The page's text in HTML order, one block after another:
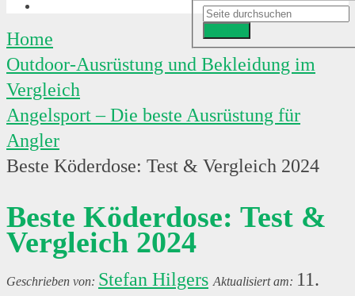
Home
Outdoor-Ausrüstung und Bekleidung im
Vergleich
Angelsport – Die beste Ausrüstung für
Angler
Beste Köderdose: Test & Vergleich 2024
Beste Köderdose: Test &
Vergleich 2024
Stefan Hilgers
11.